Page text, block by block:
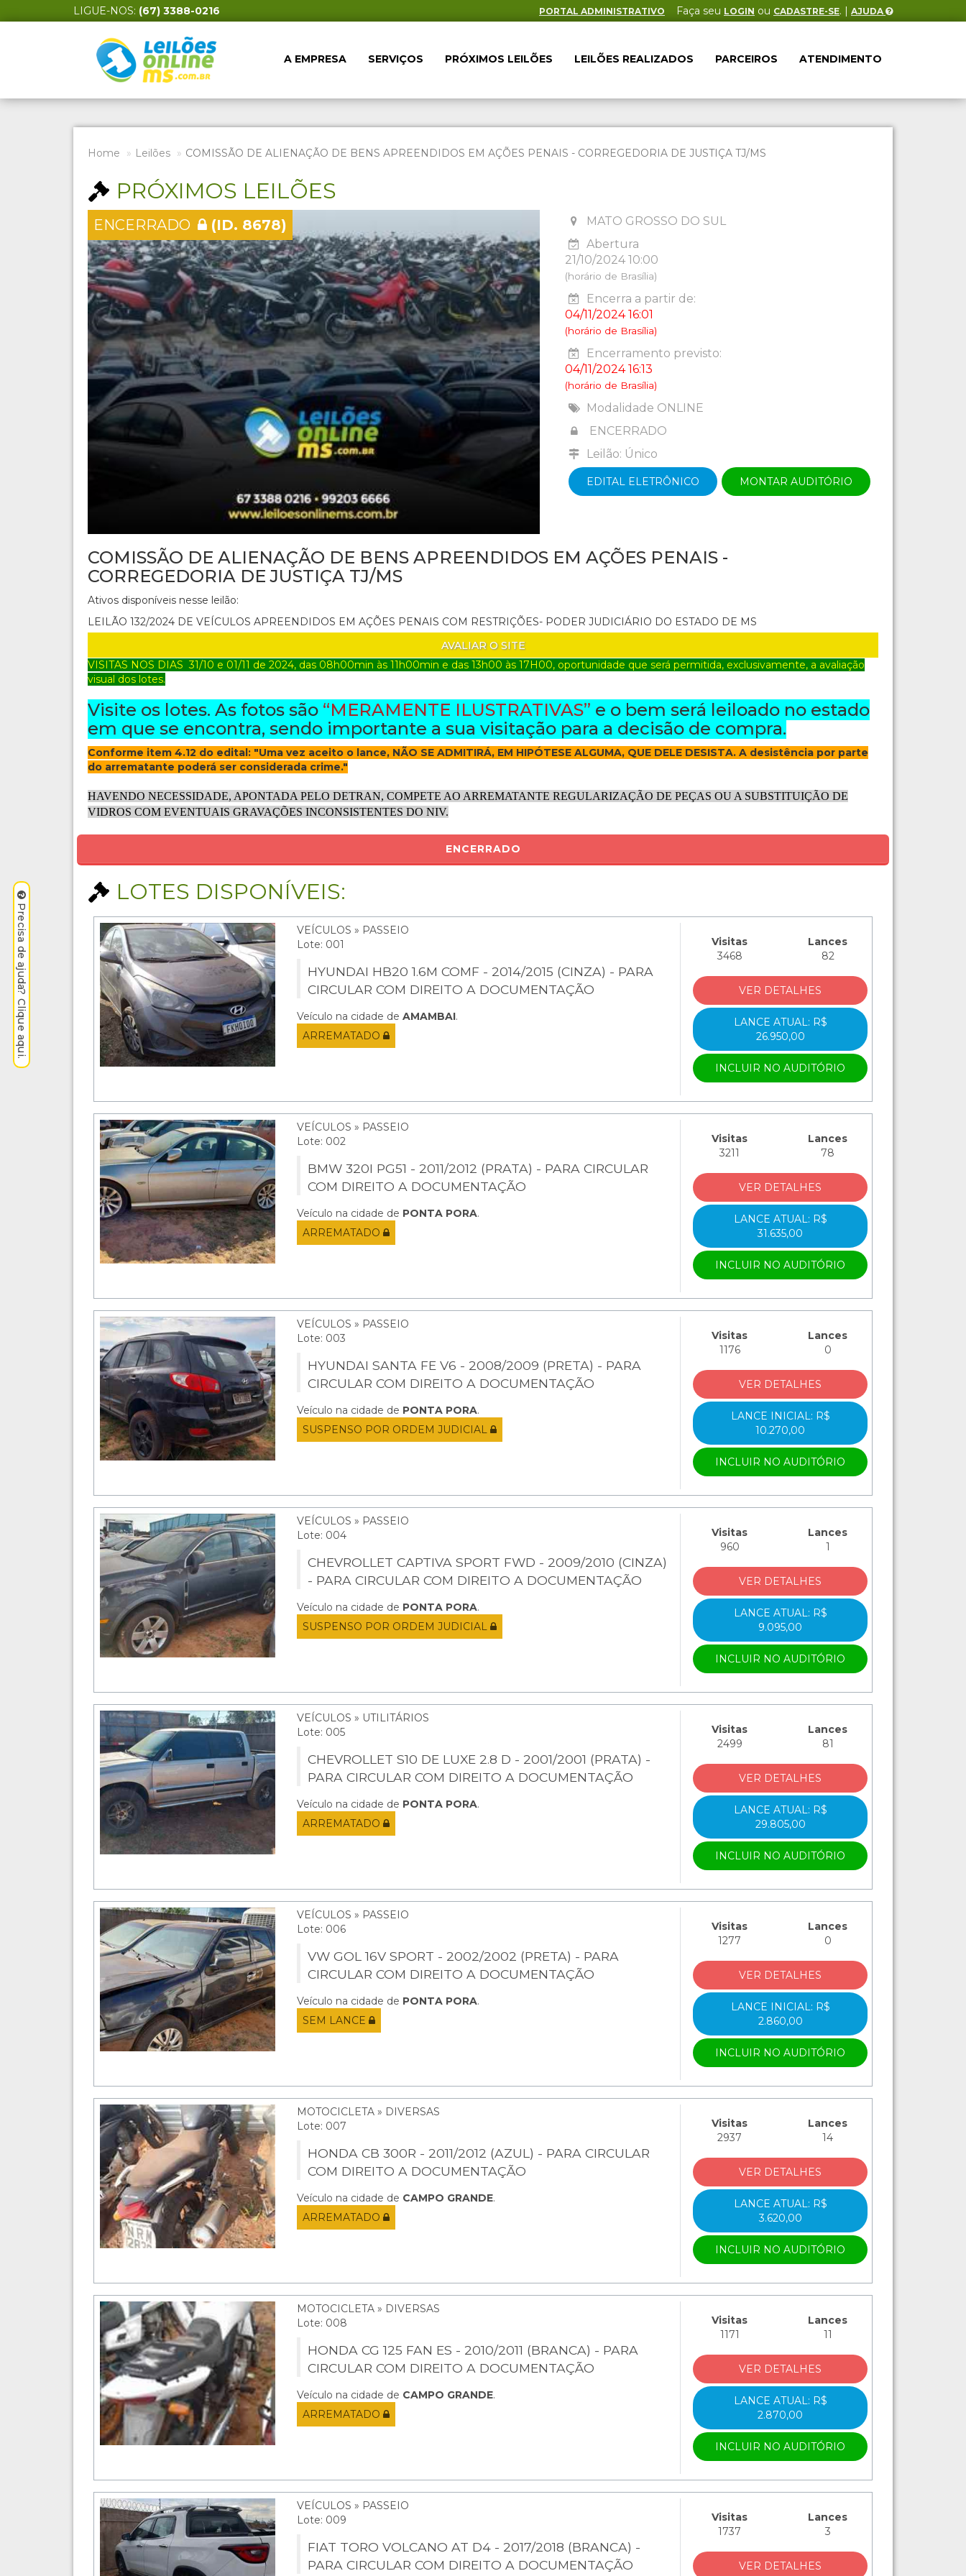
LIGUE-NOS: (67) 3388-0216 PORTAL ADMINISTRATIVO Faça seu LOGIN ou CADASTRE-SE. | AJUDA
A EMPRESA SERVIÇOS PRÓXIMOS LEILÕES LEILÕES REALIZADOS PARCEIROS ATENDIMENTO
Home Leilões COMISSÃO DE ALIENAÇÃO DE BENS APREENDIDOS EM AÇÕES PENAIS - CORREGEDORIA DE JUSTIÇA TJ/MS
PRÓXIMOS LEILÕES
ENCERRADO (ID. 8678)
MATO GROSSO DO SUL
Abertura
21/10/2024 10:00
(horário de Brasília)
Encerra a partir de:
04/11/2024 16:01
(horário de Brasília)
Encerramento previsto:
04/11/2024 16:13
(horário de Brasília)
Modalidade ONLINE
ENCERRADO
Leilão: Único
EDITAL ELETRÔNICO MONTAR AUDITÓRIO
COMISSÃO DE ALIENAÇÃO DE BENS APREENDIDOS EM AÇÕES PENAIS -
CORREGEDORIA DE JUSTIÇA TJ/MS
Ativos disponíveis nesse leilão:
LEILÃO 132/2024 DE VEÍCULOS APREENDIDOS EM AÇÕES PENAIS COM RESTRIÇÕES- PODER JUDICIÁRIO DO ESTADO DE MS
AVALIAR O SITE
VISITAS NOS DIAS 31/10 e 01/11 de 2024, das 08h00min às 11h00min e das 13h00 às 17H00, oportunidade que será permitida, exclusivamente, a avaliação
visual dos lotes.
Visite os lotes. As fotos são “MERAMENTE ILUSTRATIVAS” e o bem será leiloado no estado
em que se encontra, sendo importante a sua visitação para a decisão de compra.
Conforme item 4.12 do edital: "Uma vez aceito o lance, NÃO SE ADMITIRÁ, EM HIPÓTESE ALGUMA, QUE DELE DESISTA. A desistência por parte
do arrematante poderá ser considerada crime."
HAVENDO NECESSIDADE, APONTADA PELO DETRAN, COMPETE AO ARREMATANTE REGULARIZAÇÃO DE PEÇAS OU A SUBSTITUIÇÃO DE
VIDROS COM EVENTUAIS GRAVAÇÕES INCONSISTENTES DO NIV.
ENCERRADO
LOTES DISPONÍVEIS:
VEÍCULOS » PASSEIO
Lote: 001
HYUNDAI HB20 1.6M COMF - 2014/2015 (CINZA) - PARA
CIRCULAR COM DIREITO A DOCUMENTAÇÃO
Veículo na cidade de AMAMBAI.
ARREMATADO
Visitas
3468
Lances
82
VER DETALHES
LANCE ATUAL: R$
26.950,00
INCLUIR NO AUDITÓRIO
VEÍCULOS » PASSEIO
Lote: 002
BMW 320I PG51 - 2011/2012 (PRATA) - PARA CIRCULAR
COM DIREITO A DOCUMENTAÇÃO
Veículo na cidade de PONTA PORA.
ARREMATADO
Visitas
3211
Lances
78
VER DETALHES
LANCE ATUAL: R$
31.635,00
INCLUIR NO AUDITÓRIO
VEÍCULOS » PASSEIO
Lote: 003
HYUNDAI SANTA FE V6 - 2008/2009 (PRETA) - PARA
CIRCULAR COM DIREITO A DOCUMENTAÇÃO
Veículo na cidade de PONTA PORA.
SUSPENSO POR ORDEM JUDICIAL
Visitas
1176
Lances
0
VER DETALHES
LANCE INICIAL: R$
10.270,00
INCLUIR NO AUDITÓRIO
VEÍCULOS » PASSEIO
Lote: 004
CHEVROLLET CAPTIVA SPORT FWD - 2009/2010 (CINZA)
- PARA CIRCULAR COM DIREITO A DOCUMENTAÇÃO
Veículo na cidade de PONTA PORA.
SUSPENSO POR ORDEM JUDICIAL
Visitas
960
Lances
1
VER DETALHES
LANCE ATUAL: R$
9.095,00
INCLUIR NO AUDITÓRIO
VEÍCULOS » UTILITÁRIOS
Lote: 005
CHEVROLLET S10 DE LUXE 2.8 D - 2001/2001 (PRATA) -
PARA CIRCULAR COM DIREITO A DOCUMENTAÇÃO
Veículo na cidade de PONTA PORA.
ARREMATADO
Visitas
2499
Lances
81
VER DETALHES
LANCE ATUAL: R$
29.805,00
INCLUIR NO AUDITÓRIO
VEÍCULOS » PASSEIO
Lote: 006
VW GOL 16V SPORT - 2002/2002 (PRETA) - PARA
CIRCULAR COM DIREITO A DOCUMENTAÇÃO
Veículo na cidade de PONTA PORA.
SEM LANCE
Visitas
1277
Lances
0
VER DETALHES
LANCE INICIAL: R$
2.860,00
INCLUIR NO AUDITÓRIO
MOTOCICLETA » DIVERSAS
Lote: 007
HONDA CB 300R - 2011/2012 (AZUL) - PARA CIRCULAR
COM DIREITO A DOCUMENTAÇÃO
Veículo na cidade de CAMPO GRANDE.
ARREMATADO
Visitas
2937
Lances
14
VER DETALHES
LANCE ATUAL: R$
3.620,00
INCLUIR NO AUDITÓRIO
MOTOCICLETA » DIVERSAS
Lote: 008
HONDA CG 125 FAN ES - 2010/2011 (BRANCA) - PARA
CIRCULAR COM DIREITO A DOCUMENTAÇÃO
Veículo na cidade de CAMPO GRANDE.
ARREMATADO
Visitas
1171
Lances
11
VER DETALHES
LANCE ATUAL: R$
2.870,00
INCLUIR NO AUDITÓRIO
VEÍCULOS » PASSEIO
Lote: 009
FIAT TORO VOLCANO AT D4 - 2017/2018 (BRANCA) -
PARA CIRCULAR COM DIREITO A DOCUMENTAÇÃO
Visitas
1737
Lances
3
VER DETALHES
Precisa de ajuda? Clique aqui.